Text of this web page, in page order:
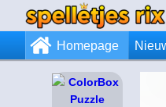
Homepage